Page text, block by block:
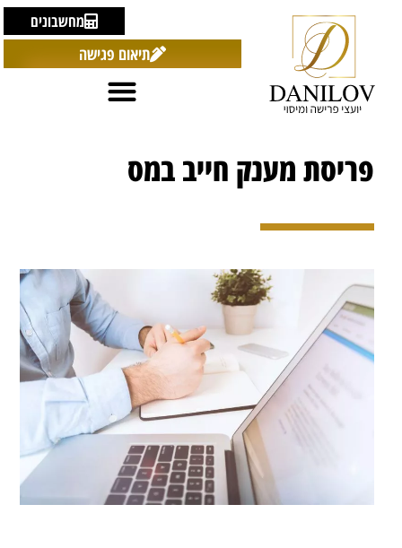
מחשבונים
תיאום פגישה
פריסת מענק חייב במס